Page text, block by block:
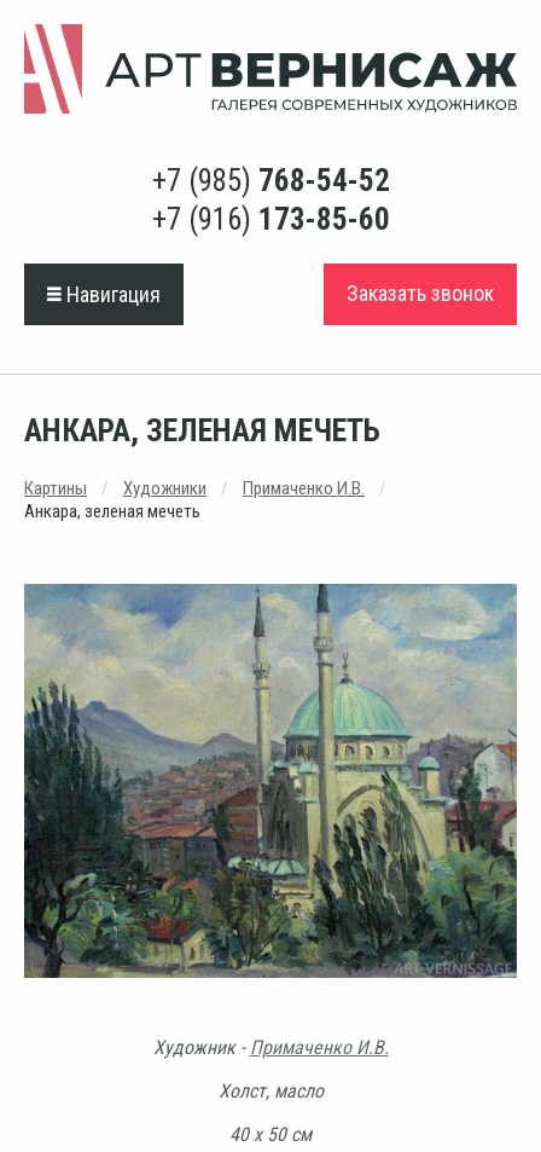
+7 (985) 768-54-52
+7 (916) 173-85-60
Навигация Заказать звонок
АНКАРА, ЗЕЛЕНАЯ МЕЧЕТЬ
Картины Художники
Примаченко И.В.
Анкара, зеленая мечеть
Художник - Примаченко И.В.
Холст, масло
40 х 50 см